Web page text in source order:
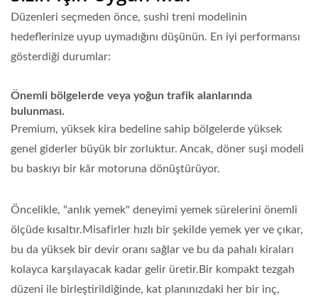
Düzenleri seçmeden önce, sushi treni modelinin
hedeflerinize uyup uymadığını düşünün. En iyi performansı
gösterdiği durumlar:
Önemli bölgelerde veya yoğun trafik alanlarında
bulunması.
Premium, yüksek kira bedeline sahip bölgelerde yüksek
genel giderler büyük bir zorluktur. Ancak, döner suşi modeli
bu baskıyı bir kâr motoruna dönüştürüyor.
Öncelikle, "anlık yemek" deneyimi yemek sürelerini önemli
ölçüde kısaltır.Misafirler hızlı bir şekilde yemek yer ve çıkar,
bu da yüksek bir devir oranı sağlar ve bu da pahalı kiraları
kolayca karşılayacak kadar gelir üretir.Bir kompakt tezgah
düzeni ile birleştirildiğinde, kat planınızdaki her bir inç,